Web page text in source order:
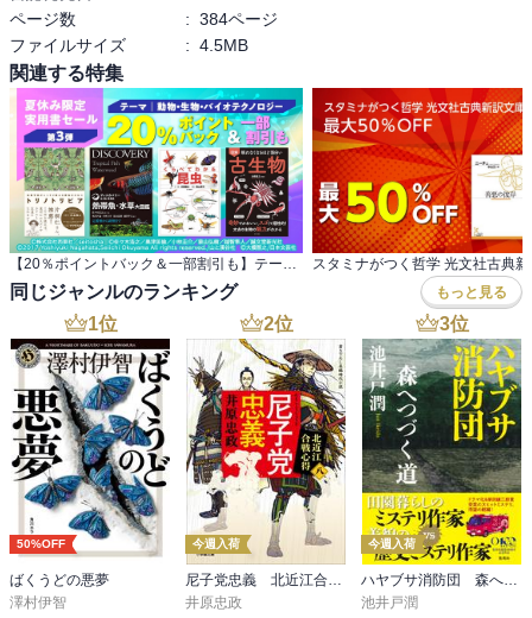
ページ数
: 384ページ
ファイルサイズ
: 4.5MB
関連する特集
【20％ポイントバック＆一部割引も】テーマ：動物・生物・バイオテクノロジー 夏休み限定実用書セール第3弾
同じジャンルのランキング もっと見る
1位
50%OFF
ばくうどの悪夢
澤村伊智
2位
今週入荷
尼子党忠義 北近江合戦心得〈八〉
井原忠政
3位
今週入荷
ハヤブサ消防団 森へつづく道
池井戸潤